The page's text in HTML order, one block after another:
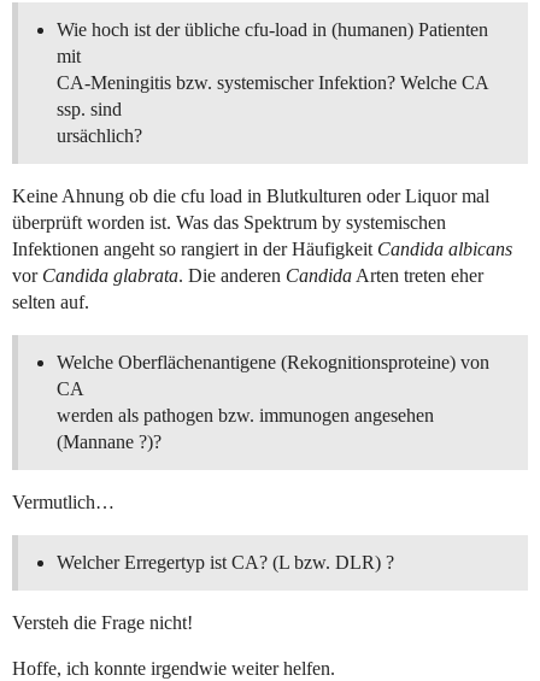
Wie hoch ist der übliche cfu-load in (humanen) Patienten
mit
CA-Meningitis bzw. systemischer Infektion? Welche CA
ssp. sind
ursächlich?
Keine Ahnung ob die cfu load in Blutkulturen oder Liquor mal
überprüft worden ist. Was das Spektrum by systemischen
Infektionen angeht so rangiert in der Häufigkeit Candida albicans
vor Candida glabrata. Die anderen Candida Arten treten eher
selten auf.
Welche Oberflächenantigene (Rekognitionsproteine) von
CA
werden als pathogen bzw. immunogen angesehen
(Mannane ?)?
Vermutlich…
Welcher Erregertyp ist CA? (L bzw. DLR) ?
Versteh die Frage nicht!
Hoffe, ich konnte irgendwie weiter helfen.